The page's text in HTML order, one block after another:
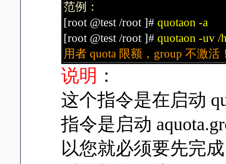
范例：
[root @test /root ]# quotaon -a
[root @test /root ]# quotaon -uv /
用者 quota 限额，group 不激活
说明 ：
这个指令是在启动
指令是启动
以您就必须要先完